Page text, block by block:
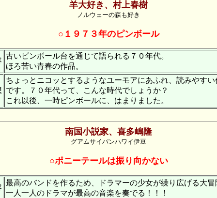
羊大好き、村上春樹
ノルウェーの森も好き
○１９７３年のピンボール
古いピンボール台を通じて語られる７０年代。
ほろ苦い青春の作品。
ちょっとニコッとするようなユーモアにあふれ、読みやすい
です。７０年代って、こんな時代でしょうか？
これ以後、一時ピンボールに、はまりました。
南国小説家、喜多嶋隆
グアムサイパンハワイ伊豆
○ポニーテールは振り向かない
最高のバンドを作るため、ドラマーの少女が繰り広げる大冒
一人一人のドラマが最高の音楽を奏でる！！！